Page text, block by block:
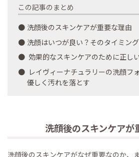
この記事のまとめ
洗顔後のスキンケアが重要な理由
洗顔はいつが良い？そのタイミン
効果的なスキンケアのために正し
レイヴィーナチュラリーの洗顔フ
優しく汚れを落とす
洗顔後のスキンケアが
洗顔後のスキンケアがなぜ重要なのか、